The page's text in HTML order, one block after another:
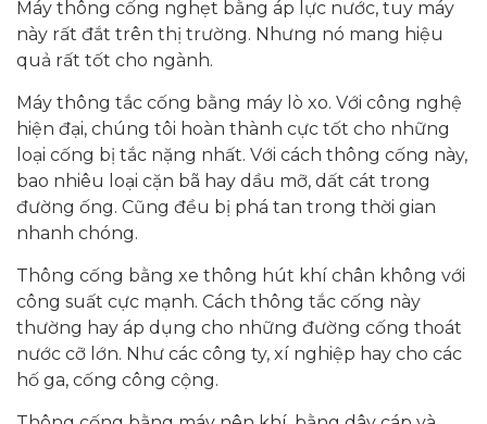
Máy thông cống nghẹt bằng áp lực nước, tuy máy
này rất đắt trên thị trường. Nhưng nó mang hiệu
quả rất tốt cho ngành.
Máy thông tắc cống bằng máy lò xo. Với công nghệ
hiện đại, chúng tôi hoàn thành cực tốt cho những
loại cống bị tắc nặng nhất. Với cách thông cống này,
bao nhiêu loại cặn bã hay dầu mỡ, dất cát trong
đường ống. Cũng đều bị phá tan trong thời gian
nhanh chóng.
Thông cống bằng xe thông hút khí chân không với
công suất cực mạnh. Cách thông tắc cống này
thường hay áp dụng cho những đường cống thoát
nước cỡ lớn. Như các công ty, xí nghiệp hay cho các
hố ga, cống công cộng.